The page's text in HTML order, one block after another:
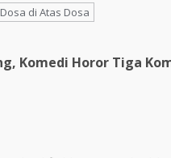
Dosa di Atas Dosa
Komedi Horor Tiga